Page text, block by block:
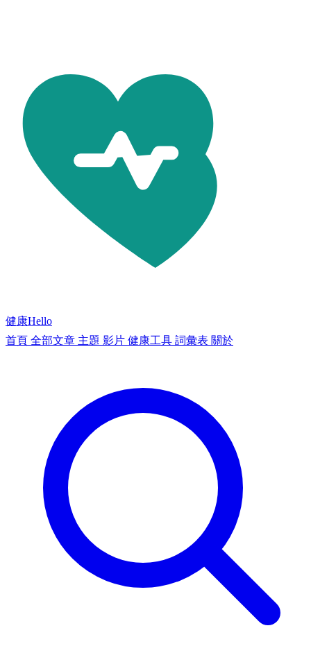
健康Hello
首頁 全部文章 主題 影片 健康工具 詞彙表 關於